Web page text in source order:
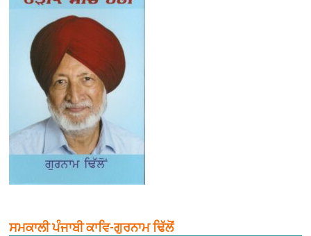
ਸਮਕਾਲੀ ਪੰਜਾਬੀ ਕਾਵਿ-ਗੁਰਨਾਮ ਢਿੱਲੋਂ